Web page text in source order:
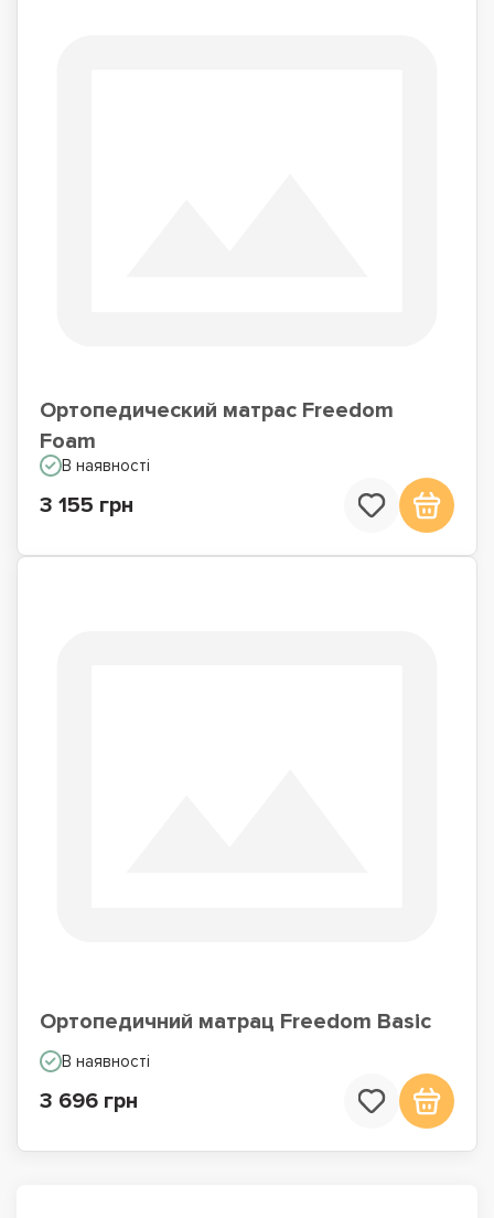
Ортопедический матрас Freedom
Foam
В наявності
3 155 грн
Ортопедичний матрац Freedom Basic
В наявності
3 696 грн